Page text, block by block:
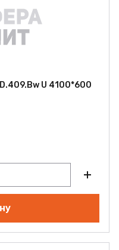
U 4100*600